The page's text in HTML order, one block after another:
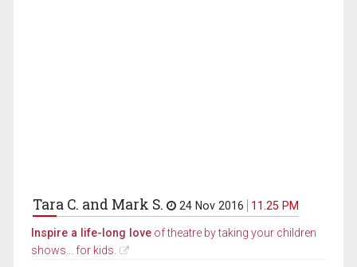
Tara C. and Mark S. 24 Nov 2016 11.25 PM
Inspire a life-long love of theatre by taking your children
shows... for kids.